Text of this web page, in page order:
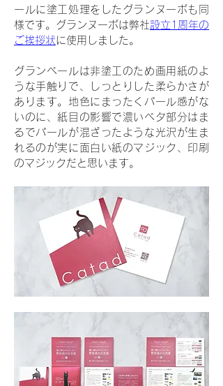
ールに塗工処理をしたグランヌーボも同
様です。グランヌーボは弊社設立1周年の
ご挨拶状に使用しました。
グランベールは非塗工のため画用紙のよ
うな手触りで、しっとりした柔らかさが
あります。地色にまったくパール感がな
いのに、紙目の影響で濃いベタ部分はま
るでパールが混ざったような光沢が生ま
れるのが実に面白い紙のマジック、印刷
のマジックだと思います。